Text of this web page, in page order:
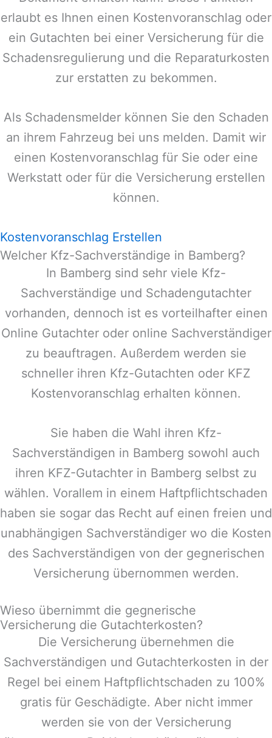
erlaubt es Ihnen einen Kostenvoranschlag oder
ein Gutachten bei einer Versicherung für die
Schadensregulierung und die Reparaturkosten
zur erstatten zu bekommen.
Als Schadensmelder können Sie den Schaden
an ihrem Fahrzeug bei uns melden. Damit wir
einen Kostenvoranschlag für Sie oder eine
Werkstatt oder für die Versicherung erstellen
können.
Kostenvoranschlag Erstellen
Welcher Kfz-Sachverständige in Bamberg?
In Bamberg sind sehr viele Kfz-
Sachverständige und Schadengutachter
vorhanden, dennoch ist es vorteilhafter einen
Online Gutachter oder online Sachverständiger
zu beauftragen. Außerdem werden sie
schneller ihren Kfz-Gutachten oder KFZ
Kostenvoranschlag erhalten können.
Sie haben die Wahl ihren Kfz-
Sachverständigen in Bamberg sowohl auch
ihren KFZ-Gutachter in Bamberg selbst zu
wählen. Vorallem in einem Haftpflichtschaden
haben sie sogar das Recht auf einen freien und
unabhängigen Sachverständiger wo die Kosten
des Sachverständigen von der gegnerischen
Versicherung übernommen werden.
Wieso übernimmt die gegnerische
Versicherung die Gutachterkosten?
Die Versicherung übernehmen die
Sachverständigen und Gutachterkosten in der
Regel bei einem Haftpflichtschaden zu 100%
gratis für Geschädigte. Aber nicht immer
werden sie von der Versicherung